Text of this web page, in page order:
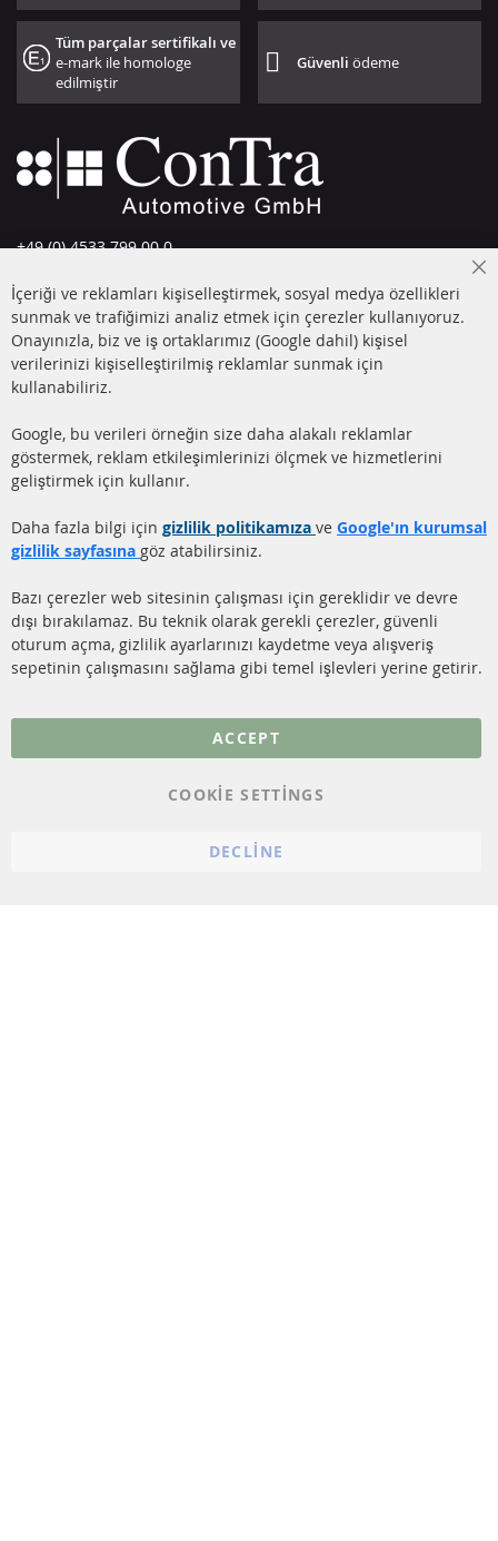
Tüm parçalar sertifikalı ve
e-mark ile homologe
edilmiştir
Güvenliödeme
+49 (0) 4533 799 00 0
info@contra-automotive.de
facebook
instagram
HIZLI LİNKLER
(DPF)
DİZEL PARTİKÜL FİLTRESİ
KATALİZÖR (KAT)
SSS
MÜŞTERİ
Hakkımızda
Gönderim ücreti
Daha fazla link
Veri koruma
Genel Çalışma Koşulları
İçeriği ve reklamları kişiselleştirmek, sosyal medya özellikleri
sunmak ve trafiğimizi analiz etmek için çerezler kullanıyoruz.
Onayınızla, biz ve iş ortaklarımız (Google dahil) kişisel
verilerinizi kişiselleştirilmiş reklamlar sunmak için
kullanabiliriz.
Google, bu verileri örneğin size daha alakalı reklamlar
göstermek, reklam etkileşimlerinizi ölçmek ve hizmetlerini
geliştirmek için kullanır.
Daha fazla bilgi için gizlilik politikamıza ve Google'ın kurumsal
gizlilik sayfasına göz atabilirsiniz.
Bazı çerezler web sitesinin çalışması için gereklidir ve devre
dışı bırakılamaz. Bu teknik olarak gerekli çerezler, güvenli
oturum açma, gizlilik ayarlarınızı kaydetme veya alışveriş
sepetinin çalışmasını sağlama gibi temel işlevleri yerine getirir.
ACCEPT
COOKIE SETTINGS
DECLINE